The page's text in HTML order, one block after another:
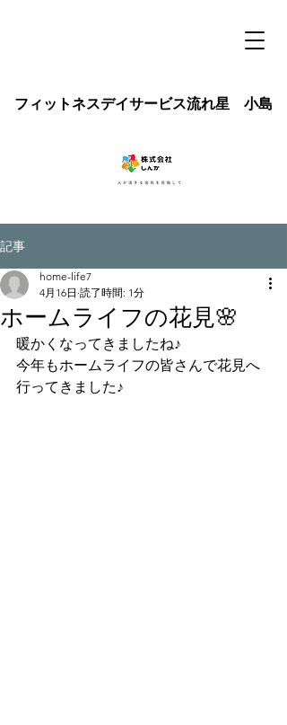
フィットネスデイサービス流れ星 小島
記事
ホームライフの花見🌸
home-life7
4月16日 読了時間: 1分
暖かくなってきましたね♪
今年もホームライフの皆さんで花見へ
行ってきました♪